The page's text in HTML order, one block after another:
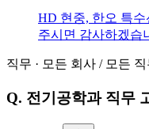
HD 현중, 한오 특
주시면 감사하겠습
직무 · 모든 회사 / 모든 직
Q. 전기공학과 직무